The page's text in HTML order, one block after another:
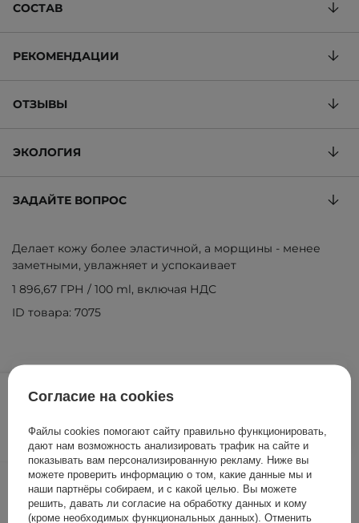
СОСТАВ
РЕКОМЕНДАЦИИ
ОТЗЫВЫ
ЭКОЛОГИЯ
ЗАДАЙТЕ ВОПРОС
Делает кожу более эластичной, а морщины - менее
заметными, увлажняет и успокаивает
1 896,67 ГРН / 100 ml, включая НДС
ID товара: 7075
Другие клиенты также
проверили
Согласие на cookies
Файлы cookies помогают сайту правильно функционировать,
дают нам возможность анализировать трафик на сайте и
показывать вам персонализированную рекламу. Ниже вы
можете проверить информацию о том, какие данные мы и
наши партнёры собираем, и с какой целью. Вы можете
решить, давать ли согласие на обработку данных и кому
(кроме необходимых функциональных данных). Отменить